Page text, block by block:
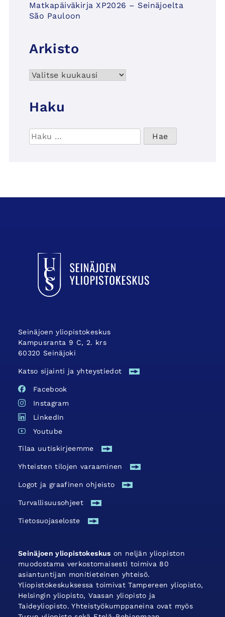
Matkapäiväkirja XP2026 – Seinäjoelta
São Pauloon
Arkisto
Arkisto
Haku
Haku:
Seinäjoen yliopistokeskus
Kampusranta 9 C, 2. krs
60320 Seinäjoki
Katso sijainti ja yhteystiedot
Facebook
Instagram
LinkedIn
Youtube
Tilaa uutiskirjeemme
Yhteisten tilojen varaaminen
Logot ja graafinen ohjeisto
Turvallisuus­ohjeet
Tietosuojaseloste
Seinäjoen yliopistokeskus on neljän yliopiston
muodostama verkostomaisesti toimiva 80
asiantuntijan monitieteinen yhteisö.
Yliopistokeskuksessa toimivat Tampereen yliopisto,
Helsingin yliopisto, Vaasan yliopisto ja
Taideyliopisto. Yhteistyökumppaneina ovat myös